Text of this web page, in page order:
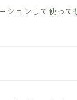
ションして使って